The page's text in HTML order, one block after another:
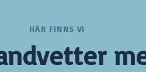
HÄR FINNS VI